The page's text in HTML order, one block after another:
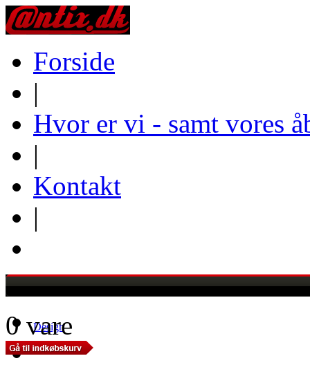
Forside
|
Hvor er vi - samt vores
|
Kontakt
|
Design
0 vare